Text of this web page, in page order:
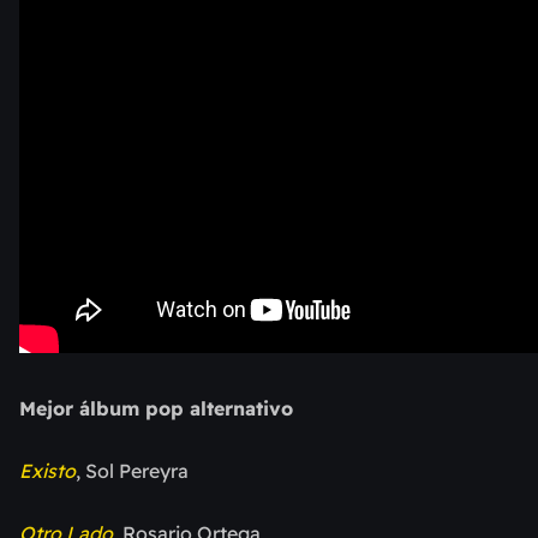
Mejor álbum pop alternativo
Existo, Sol Pereyra
Otro Lado, Rosario Ortega